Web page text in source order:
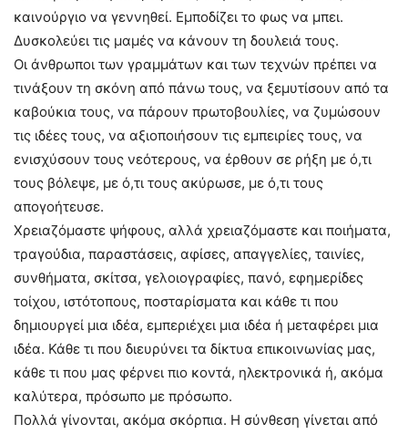
καινούργιο να γεννηθεί. Εμποδίζει το φως να μπει.
Δυσκολεύει τις μαμές να κάνουν τη δουλειά τους.
Οι άνθρωποι των γραμμάτων και των τεχνών πρέπει να
τινάξουν τη σκόνη από πάνω τους, να ξεμυτίσουν από τα
καβούκια τους, να πάρουν πρωτοβουλίες, να ζυμώσουν
τις ιδέες τους, να αξιοποιήσουν τις εμπειρίες τους, να
ενισχύσουν τους νεότερους, να έρθουν σε ρήξη με ό,τι
τους βόλεψε, με ό,τι τους ακύρωσε, με ό,τι τους
απογοήτευσε.
Χρειαζόμαστε ψήφους, αλλά χρειαζόμαστε και ποιήματα,
τραγούδια, παραστάσεις, αφίσες, απαγγελίες, ταινίες,
συνθήματα, σκίτσα, γελοιογραφίες, πανό, εφημερίδες
τοίχου, ιστότοπους, ποσταρίσματα και κάθε τι που
δημιουργεί μια ιδέα, εμπεριέχει μια ιδέα ή μεταφέρει μια
ιδέα. Κάθε τι που διευρύνει τα δίκτυα επικοινωνίας μας,
κάθε τι που μας φέρνει πιο κοντά, ηλεκτρονικά ή, ακόμα
καλύτερα, πρόσωπο με πρόσωπο.
Πολλά γίνονται, ακόμα σκόρπια. Η σύνθεση γίνεται από